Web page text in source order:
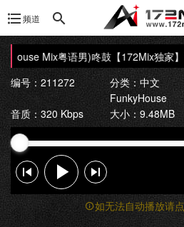
频道
Mix粤语男)咚鼓【172Mix独家】
编号：211272
分类：中文
FunkyHouse
音质：320 Kbps 大小：9.48MB
如无法自动播放请